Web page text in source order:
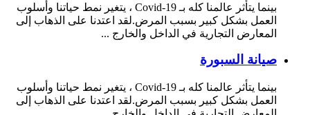
بينما يتأثر عالمنا كله بـ Covid-19 ، يتغير نمط حياتنا وأسلوب
العمل بشكل كبير بسبب المرض.لقد اعتدنا على الذهاب إلى
المعارض التجارية في الداخل والخارج ...
صيانة السبورة
بينما يتأثر عالمنا كله بـ Covid-19 ، يتغير نمط حياتنا وأسلوب
العمل بشكل كبير بسبب المرض.لقد اعتدنا على الذهاب إلى